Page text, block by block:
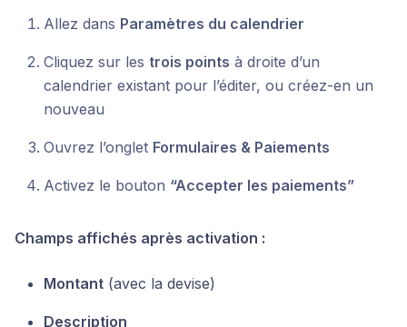
Allez dans Paramètres du calendrier
Cliquez sur les trois points à droite d’un
calendrier existant pour l’éditer, ou créez-en un
nouveau
Ouvrez l’onglet Formulaires & Paiements
Activez le bouton “Accepter les paiements”
Champs affichés après activation :
Montant (avec la devise)
Description